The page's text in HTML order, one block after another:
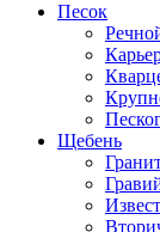
Песок
Щебень